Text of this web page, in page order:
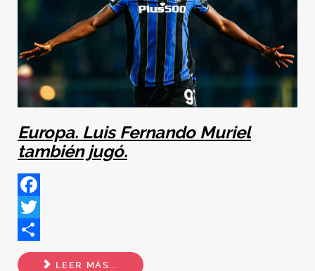
Europa. Luis Fernando Muriel
también jugó.
Facebook
Twitter
Share
LEER MÁS...